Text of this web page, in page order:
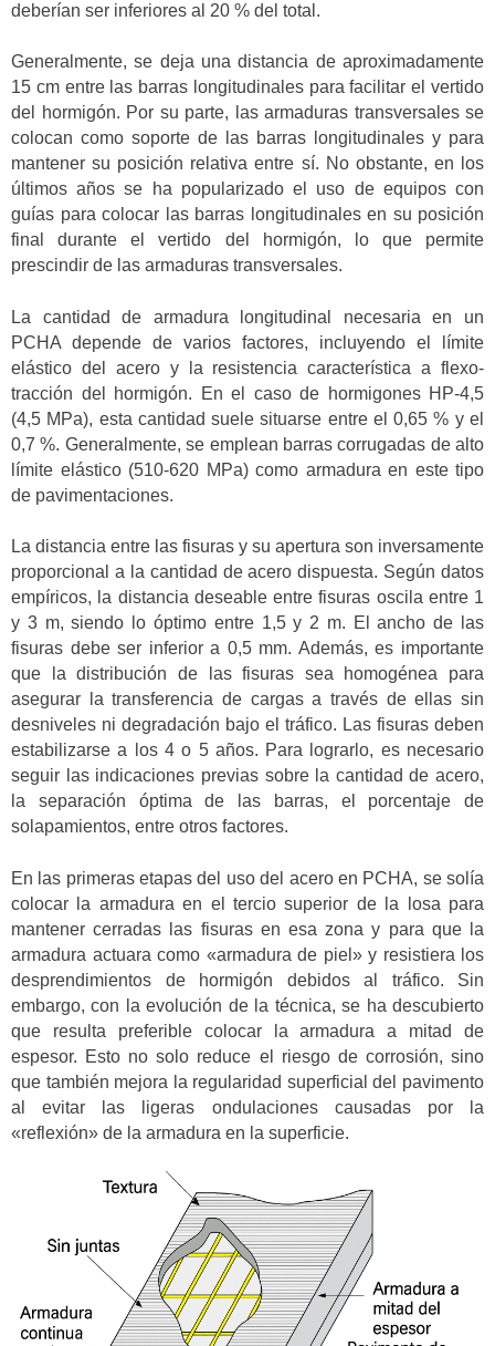
deberían ser inferiores al 20 % del total.
Generalmente, se deja una distancia de aproximadamente
15 cm entre las barras longitudinales para facilitar el vertido
del hormigón. Por su parte, las armaduras transversales se
colocan como soporte de las barras longitudinales y para
mantener su posición relativa entre sí. No obstante, en los
últimos años se ha popularizado el uso de equipos con
guías para colocar las barras longitudinales en su posición
final durante el vertido del hormigón, lo que permite
prescindir de las armaduras transversales.
La cantidad de armadura longitudinal necesaria en un
PCHA depende de varios factores, incluyendo el límite
elástico del acero y la resistencia característica a flexo-
tracción del hormigón. En el caso de hormigones HP-4,5
(4,5 MPa), esta cantidad suele situarse entre el 0,65 % y el
0,7 %. Generalmente, se emplean barras corrugadas de alto
límite elástico (510-620 MPa) como armadura en este tipo
de pavimentaciones.
La distancia entre las fisuras y su apertura son inversamente
proporcional a la cantidad de acero dispuesta. Según datos
empíricos, la distancia deseable entre fisuras oscila entre 1
y 3 m, siendo lo óptimo entre 1,5 y 2 m. El ancho de las
fisuras debe ser inferior a 0,5 mm. Además, es importante
que la distribución de las fisuras sea homogénea para
asegurar la transferencia de cargas a través de ellas sin
desniveles ni degradación bajo el tráfico. Las fisuras deben
estabilizarse a los 4 o 5 años. Para lograrlo, es necesario
seguir las indicaciones previas sobre la cantidad de acero,
la separación óptima de las barras, el porcentaje de
solapamientos, entre otros factores.
En las primeras etapas del uso del acero en PCHA, se solía
colocar la armadura en el tercio superior de la losa para
mantener cerradas las fisuras en esa zona y para que la
armadura actuara como «armadura de piel» y resistiera los
desprendimientos de hormigón debidos al tráfico. Sin
embargo, con la evolución de la técnica, se ha descubierto
que resulta preferible colocar la armadura a mitad de
espesor. Esto no solo reduce el riesgo de corrosión, sino
que también mejora la regularidad superficial del pavimento
al evitar las ligeras ondulaciones causadas por la
«reflexión» de la armadura en la superficie.